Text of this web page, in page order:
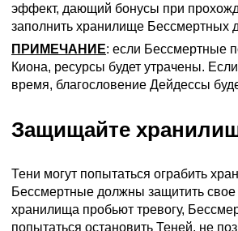
эффект, дающий бонусы при
заполнить хранилище Бессмертных
ПРИМЕЧАНИЕ: если Бессмертные
Киона, ресурсы будет утрачены.
время, благословение Дейдессы
Защищайте
Тени могут попытаться ограбить
Бессмертные должны защитить
хранилища пробьют тревогу,
попытаться остановить Теней, не